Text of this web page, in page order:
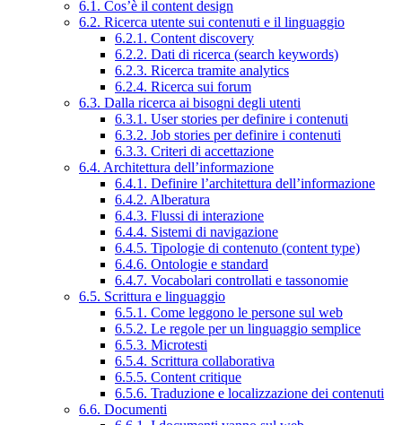
6.1. Cos’è il content design
6.2. Ricerca utente sui contenuti e il linguaggio
6.2.1. Content discovery
6.2.2. Dati di ricerca (search keywords)
6.2.3. Ricerca tramite analytics
6.2.4. Ricerca sui forum
6.3. Dalla ricerca ai bisogni degli utenti
6.3.1. User stories per definire i contenuti
6.3.2. Job stories per definire i contenuti
6.3.3. Criteri di accettazione
6.4. Architettura dell’informazione
6.4.1. Definire l’architettura dell’informazione
6.4.2. Alberatura
6.4.3. Flussi di interazione
6.4.4. Sistemi di navigazione
6.4.5. Tipologie di contenuto (content type)
6.4.6. Ontologie e standard
6.4.7. Vocabolari controllati e tassonomie
6.5. Scrittura e linguaggio
6.5.1. Come leggono le persone sul web
6.5.2. Le regole per un linguaggio semplice
6.5.3. Microtesti
6.5.4. Scrittura collaborativa
6.5.5. Content critique
6.5.6. Traduzione e localizzazione dei contenuti
6.6. Documenti